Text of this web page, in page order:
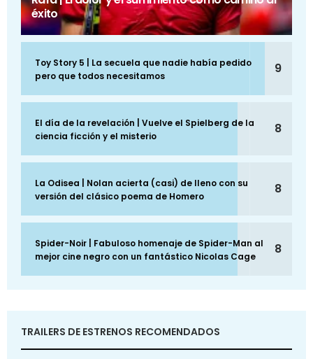
éxito
Toy Story 5 | La secuela que nadie había pedido
pero que todos necesitamos
9
El día de la revelación | Vuelve el Spielberg de la
ciencia ficción y el misterio
8
La Odisea | Nolan acierta (casi) de lleno con su
versión del clásico poema de Homero
8
Spider-Noir | Fabuloso homenaje de Spider-Man al
mejor cine negro con un fantástico Nicolas Cage
8
TRAILERS DE ESTRENOS RECOMENDADOS